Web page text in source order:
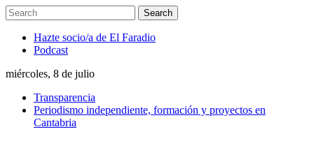
Hazte socio/a de El Faradio
Podcast
miércoles, 8 de julio
Transparencia
Periodismo independiente, formación y proyectos en
Cantabria